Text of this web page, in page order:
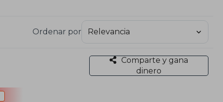
reflexiona sobre la angustia contemporánea
temas como la felicidad, el amor, la moral y
exigente a la vez. Comte-Sponville escribe para
Ordenar por
Comparte y gana
dinero